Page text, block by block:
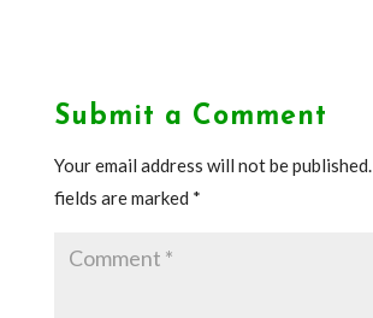
Submit a Comment
Your email address will not be published.
fields are marked *